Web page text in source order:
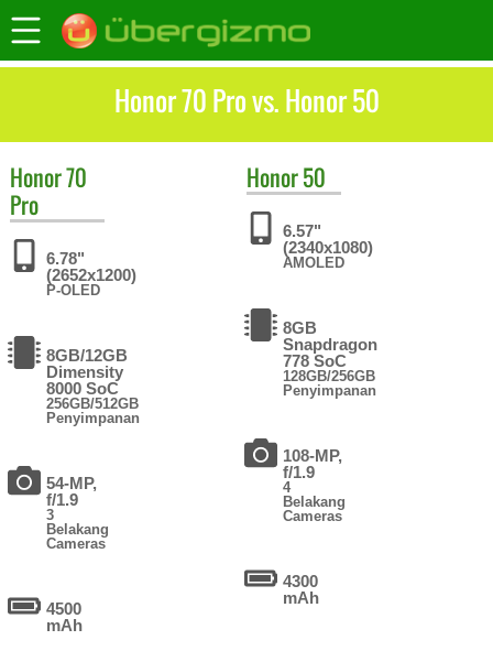
Honor 70 Pro vs. Honor 50
Honor70
Pro
6.78"
(2652x1200)
P-OLED
8GB/12GB
Dimensity
8000 SoC
256GB/512GB
Penyimpanan
54-MP,
f/1.9
3
Belakang
Cameras
4500
mAh
Honor50
6.57"
(2340x1080)
AMOLED
8GB
Snapdragon
778 SoC
128GB/256GB
Penyimpanan
108-MP,
f/1.9
4
Belakang
Cameras
4300
mAh